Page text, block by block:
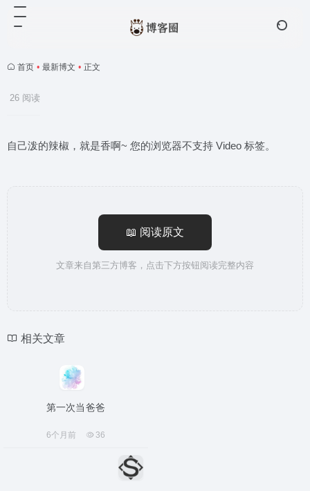
首页 • 最新博文 • 正文
26 阅读
自己泼的辣椒，就是香啊~ 您的浏览器不支持 Video 标签。
📖 阅读原文
文章来自第三方博客，点击下方按钮阅读完整内容
相关文章
第一次当爸爸
6个月前 36